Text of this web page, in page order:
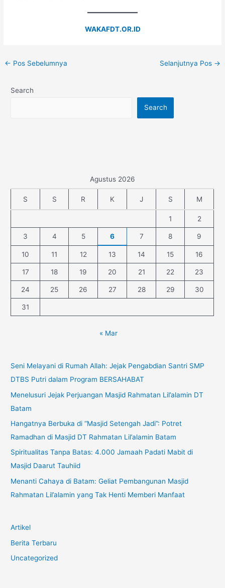
WAKAFDT.OR.ID
← Pos Sebelumnya Selanjutnya Pos →
Search
Search
Agustus 2026
S S R K J S M
1 2
3 4 5 6 7 8 9
10 11 12 13 14 15 16
17 18 19 20 21 22 23
24 25 26 27 28 29 30
31
« Mar
Seni Melayani di Rumah Allah: Jejak Pengabdian Santri SMP
DTBS Putri dalam Program BERSAHABAT
Menelusuri Jejak Perjuangan Masjid Rahmatan Lil’alamin DT
Batam
Hangatnya Berbuka di “Masjid Setengah Jadi”: Potret
Ramadhan di Masjid DT Rahmatan Lil’alamin Batam
Spiritualitas Tanpa Batas: 4.000 Jamaah Padati Mabit di
Masjid Daarut Tauhiid
Menanti Cahaya di Batam: Geliat Pembangunan Masjid
Rahmatan Lil’alamin yang Tak Henti Memberi Manfaat
Artikel
Berita Terbaru
Uncategorized